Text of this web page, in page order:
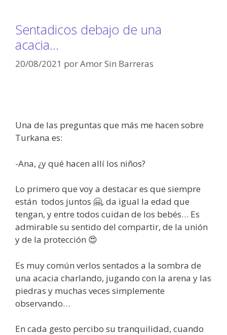
Sentadicos debajo de una
acacia…
20/08/2021 porAmor Sin Barreras
Una de las preguntas que más me hacen sobre
Turkana es:
-Ana, ¿y qué hacen allí los niños?
Lo primero que voy a destacar es que siempre
están todos juntos 🤗, da igual la edad que
tengan, y entre todos cuidan de los bebés… Es
admirable su sentido del compartir, de la unión
y de la protección 😍
Es muy común verlos sentados a la sombra de
una acacia charlando, jugando con la arena y las
piedras y muchas veces simplemente
observando…
En cada gesto percibo su tranquilidad, cuando